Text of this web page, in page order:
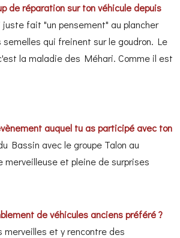
de réparation sur ton véhicule depuis
juste fait "un pensement" au plancher
semelles qui freinent sur le goudron. Le
la maladie des Méhari. Comme il est
auquel tu as participé avec ton
Bassin avec le groupe Talon au
merveilleuse et pleine de surprises
de véhicules anciens préféré ?
merveilles et y rencontre des